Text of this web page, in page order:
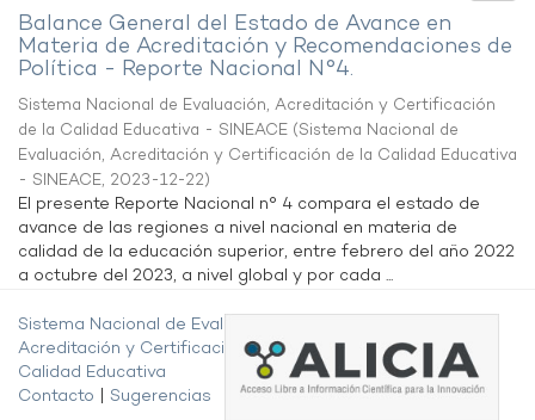
Balance General del Estado de Avance en
Materia de Acreditación y Recomendaciones de
Política - Reporte Nacional N°4.
Sistema Nacional de Evaluación, Acreditación y Certificación
de la Calidad Educativa - SINEACE (Sistema Nacional de
Evaluación, Acreditación y Certificación de la Calidad Educativa
- SINEACE, 2023-12-22)
El presente Reporte Nacional n° 4 compara el estado de
avance de las regiones a nivel nacional en materia de
calidad de la educación superior, entre febrero del año 2022
a octubre del 2023, a nivel global y por cada ...
Sistema Nacional de Evaluación,
Acreditación y Certificación de la
Calidad Educativa
Contacto
Sugerencias